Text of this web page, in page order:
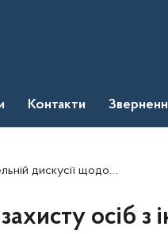
Контакти
експериментального проєкту
осіб з